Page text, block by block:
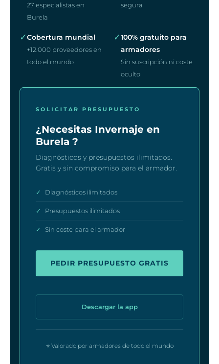
27 especialistas en
Burela
segura
✓Cobertura mundial
+12.000 proveedores en
todo el mundo
✓100% gratuito para
armadores
Sin suscripción ni coste
oculto
SOLICITAR PRESUPUESTO
¿Necesitas Invernaje en
Burela ?
Diagnósticos y presupuestos ilimitados.
Gratis y sin compromiso para el armador.
✓ Diagnósticos ilimitados
✓ Presupuestos ilimitados
✓ Sin coste para el armador
PEDIR PRESUPUESTO GRATIS
Descargar la app
⭐ Valorado por armadores de todo el mundo